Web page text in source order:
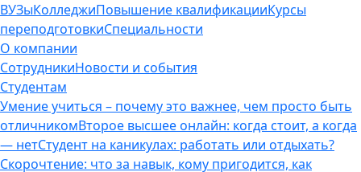
ВУЗыКолледжиПовышение квалификацииКурсы
переподготовкиСпециальности
О компании
СотрудникиНовости и события
Студентам
Умение учиться – почему это важнее, чем просто быть
отличникомВторое высшее онлайн: когда стоит, а когда
— нетСтудент на каникулах: работать или отдыхать?
Скорочтение: что за навык, кому пригодится, как